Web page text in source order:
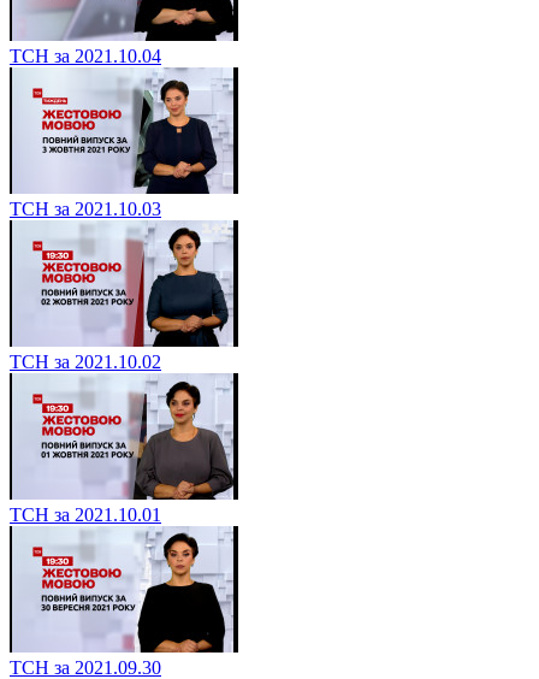
ТСН за 2021.10.04
ТСН за 2021.10.03
ТСН за 2021.10.02
ТСН за 2021.10.01
ТСН за 2021.09.30